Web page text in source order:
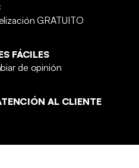
GRATUITO
FÁCILES
de opinión
AL CLIENTE